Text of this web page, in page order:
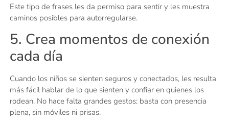
Este tipo de frases les da permiso para sentir y les muestra
caminos posibles para autorregularse.
5. Crea momentos de conexión
cada día
Cuando los niños se sienten seguros y conectados, les resulta
más fácil hablar de lo que sienten y confiar en quienes los
rodean. No hace falta grandes gestos: basta con presencia
plena, sin móviles ni prisas.